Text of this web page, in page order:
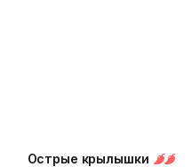
Острые крылышки